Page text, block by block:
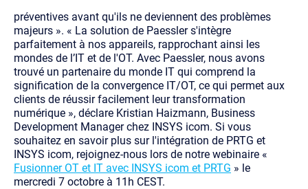
préventives avant qu'ils ne deviennent des problèmes
majeurs ». « La solution de Paessler s'intègre
parfaitement à nos appareils, rapprochant ainsi les
mondes de l’IT et de l'OT. Avec Paessler, nous avons
trouvé un partenaire du monde IT qui comprend la
signification de la convergence IT/OT, ce qui permet aux
clients de réussir facilement leur transformation
numérique », déclare Kristian Haizmann, Business
Development Manager chez INSYS icom. Si vous
souhaitez en savoir plus sur l'intégration de PRTG et
INSYS icom, rejoignez-nous lors de notre webinaire «
Fusionner OT et IT avec INSYS icom et PRTG » le
mercredi 7 octobre à 11h CEST.